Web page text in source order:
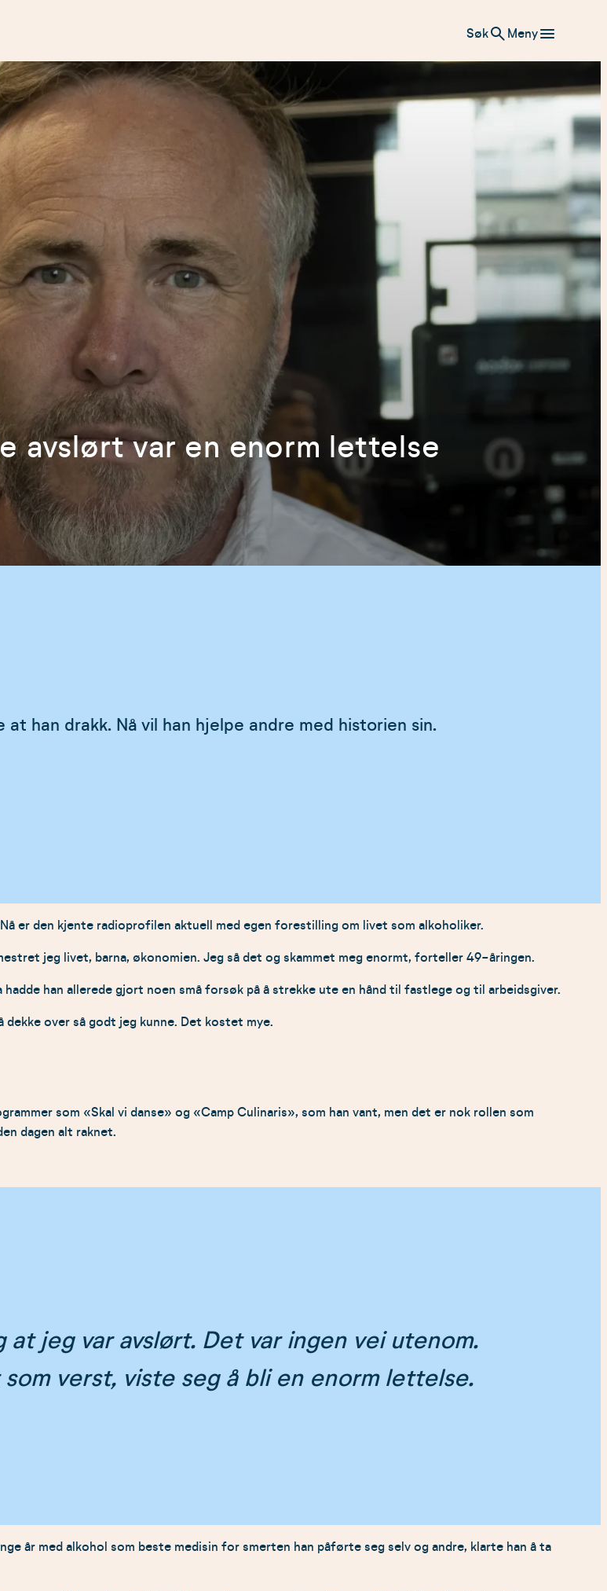
Søk Meny
avslørt var en enorm lettelse
han drakk. Nå vil han hjelpe andre med historien sin.
er den kjente radioprofilen aktuell med egen forestilling om livet som alkoholiker.
jeg livet, barna, økonomien. Jeg så det og skammet meg enormt, forteller 49-åringen.
han allerede gjort noen små forsøk på å strekke ute en hånd til fastlege og til arbeidsgiver.
dekke over så godt jeg kunne. Det kostet mye.
som «Skal vi danse» og «Camp Culinaris», som han vant, men det er nok rollen som
dagen alt raknet.
jeg var avslørt. Det var ingen vei utenom.
verst, viste seg å bli en enorm lettelse.
år med alkohol som beste medisin for smerten han påførte seg selv og andre, klarte han å ta